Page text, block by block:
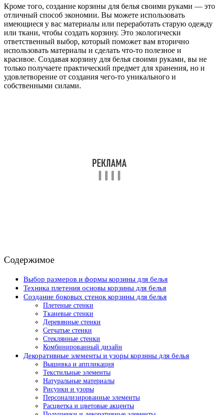
Кроме того, создание корзины для белья своими руками — это
отличный способ экономии. Вы можете использовать
имеющиеся у вас материалы или переработать старую одежду
или ткани, чтобы создать корзину. Это экологически
ответственный выбор, который поможет вам вторично
использовать материалы и сделать что-то полезное и
красивое. Создавая корзину для белья своими руками, вы не
только получаете практический предмет для хранения, но и
удовлетворение от создания чего-то уникального и
собственными силами.
Содержимое
Выбор размеров и формы корзины для белья
Техника плетения основы корзины для белья
Создание боковых стенок корзины для белья
Плетеные стенки
Тканевые стенки
Деревянные стенки
Сетчатые стенки
Стеклянные стенки
Комбинированный дизайн
Декоративные элементы и узоры корзины для белья
Вышивка и аппликация
Текстильные элементы
Натуральные материалы
Рисунки и узоры
Персонализированные элементы
Расцветка и цветовые акценты